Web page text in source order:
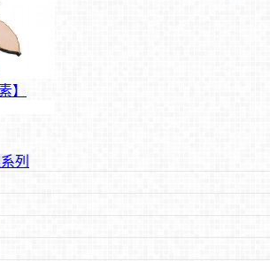
】
列